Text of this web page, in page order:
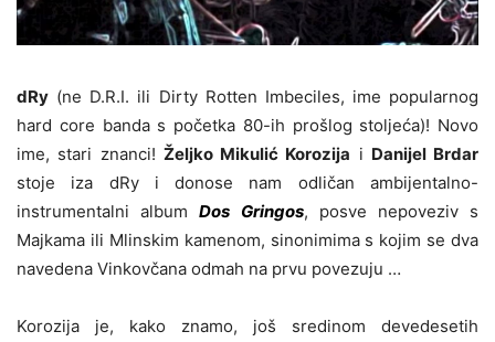
dRy (ne D.R.I. ili Dirty Rotten Imbeciles, ime popularnog
hard core banda s početka 80-ih prošlog stoljeća)! Novo
ime, stari znanci! Željko Mikulić Korozija i Danijel Brdar
stoje iza dRy i donose nam odličan ambijentalno-
instrumentalni albumDos Gringos, posve nepoveziv s
Majkama ili Mlinskim kamenom, sinonimima s kojim se dva
navedena Vinkovčana odmah na prvu povezuju …
Korozija je, kako znamo, još sredinom devedesetih